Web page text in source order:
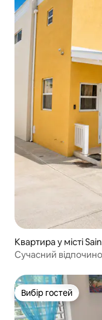
Квартира у місті
Сучасний
Вибір гостей
Вибір гостей